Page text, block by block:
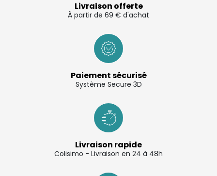
Livraison offerte
À partir de 69 € d'achat
Paiement sécurisé
Système Secure 3D
Livraison rapide
Colisimo - Livraison en 24 à 48h